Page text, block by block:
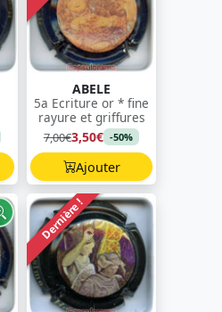
ABELE
5a Ecriture or * fine
rayure et griffures
7,00€3,50€ -50%
Ajouter
Dernière !